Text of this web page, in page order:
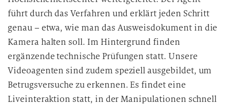
führt durch das Verfahren und erklärt jeden Schritt
genau – etwa, wie man das Ausweisdokument in die
Kamera halten soll. Im Hintergrund finden
ergänzende technische Prüfungen statt. Unsere
Videoagenten sind zudem speziell ausgebildet, um
Betrugsversuche zu erkennen. Es findet eine
Liveinteraktion statt, in der Manipulationen schnell